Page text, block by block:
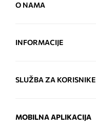
O NAMA
INFORMACIJE
SLUŽBA ZA KORISNIKE
MOBILNA APLIKACIJA